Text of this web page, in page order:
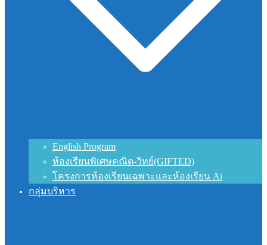
English Program
ห้องเรียนพิเศษคณิต-วิทย์(GIFTED)
โครงการห้องเรียนเฉพาะและห้องเรียน Ai
กลุ่มบริหาร